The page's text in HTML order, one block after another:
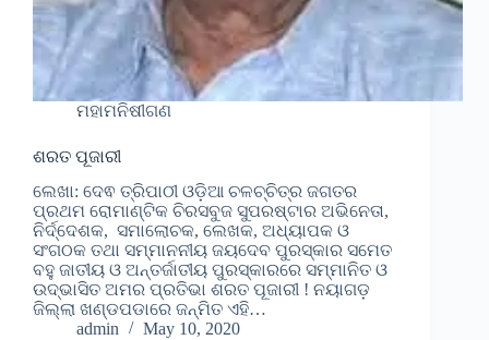
ମହାମନିଷୀଗଣ
ଶରତ ପୂଜାରୀ
ଲେଖା: ଦେଵ ତ୍ରିପାଠୀ ଓଡ଼ିଆ ଚଳଚ୍ଚିତ୍ର ଜଗତର
ପ୍ରଥମ ରୋମାଣ୍ଟିକ ଚିରସବୁଜ ସୁପରଷ୍ଟାର ଅଭିନେତା,
ନିର୍ଦ୍ଦେଶକ, ସମାଲୋଚକ, ଲେଖକ, ଅଧ୍ୟାପକ ଓ
ସଂଗଠକ ତଥା ସମ୍ମାନନୀୟ ଜୟଦେବ ପୁରସ୍କାର ସମେତ
ବହୁ ଜାତୀୟ ଓ ଅନ୍ତର୍ଜାତୀୟ ପୁରସ୍କାରରେ ସମ୍ମାନିତ ଓ
ଉଦ୍ଭାସିତ ଅମର ପ୍ରତିଭା ଶରତ ପୂଜାରୀ ! ନୟାଗଡ଼
ଜିଲ୍ଲା ଖଣ୍ଡପଡାରେ ଜନ୍ମିତ ଏହି…
admin
May 10, 2020